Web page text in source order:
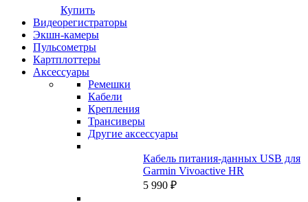
Купить
Видеорегистраторы
Экшн-камеры
Пульсометры
Картплоттеры
Аксессуары
Ремешки
Кабели
Крепления
Трансиверы
Другие аксессуары
Кабель питания-данных USB для
Garmin Vivoactive HR
5 990 ₽